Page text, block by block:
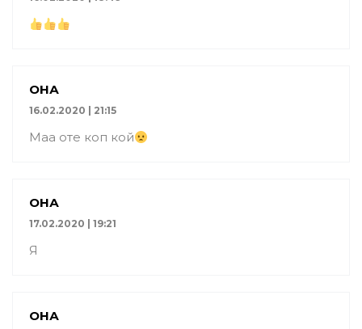
ҚОНАҚ
16.02.2020 | 21:15
Маа оте коп кой
ҚОНАҚ
17.02.2020 | 19:21
Я
ҚОНАҚ